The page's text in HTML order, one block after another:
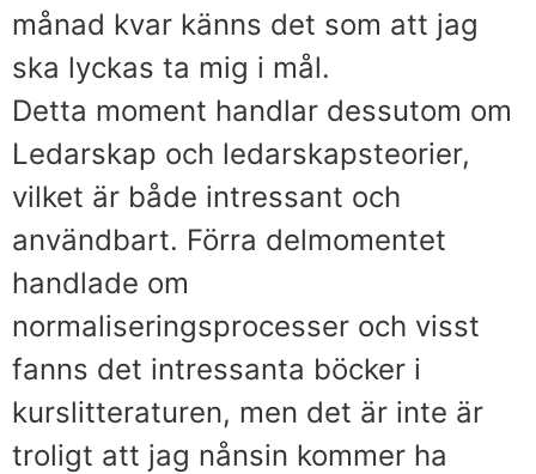
månad kvar känns det som att jag
ska lyckas ta mig i mål.
Detta moment handlar dessutom om
Ledarskap och ledarskapsteorier,
vilket är både intressant och
användbart. Förra delmomentet
handlade om
normaliseringsprocesser och visst
fanns det intressanta böcker i
kurslitteraturen, men det är inte är
troligt att jag nånsin kommer ha